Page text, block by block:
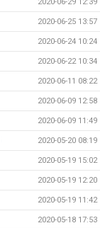
2020-06-25 13:57
2020-06-24 10:24
2020-06-22 10:34
2020-06-11 08:22
2020-06-09 12:58
2020-06-09 11:49
2020-05-20 08:19
2020-05-19 15:02
2020-05-19 12:20
2020-05-19 11:42
2020-05-18 17:53